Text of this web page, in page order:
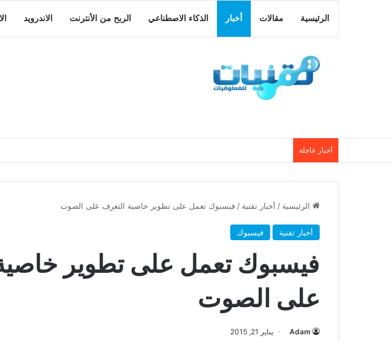
الرئيسية مقالات أخبار الذكاء الاصطناعي الربح من الأنترنت الاندرويد
أخبار عاجلة
الرئيسية / أخبار تقنية / فيسبوك تعمل على تطوير خاصية التعرف على الصوت
أخبار تقنية فيسبوك
فيسبوك تعمل على تطوير
على الصوت
Adam يناير 21, 2015